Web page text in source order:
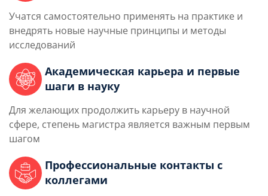
Учатся самостоятельно применять на практике и
внедрять новые научные принципы и методы
исследований
Академическая карьера и первые
шаги в науку
Для желающих продолжить карьеру в научной
сфере, степень магистра является важным первым
шагом
Профессиональные контакты с
коллегами